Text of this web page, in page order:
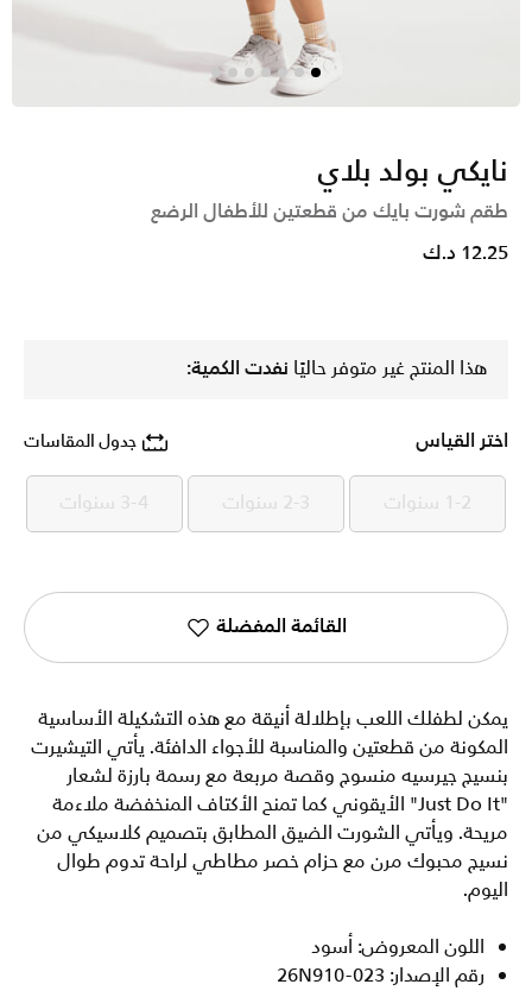
نايكي بولد بلاي
طقم شورت بايك من قطعتين للأطفال الرضع
12.25 د.ك
هذا المنتج غير متوفر حاليًا نفدت الكمية:
اختر القياس جدول المقاسات
1-2 سنوات 1-2 سنوات 2-3 سنوات 2-3 سنوات 3-4 سنوات 3-4 سنوات
القائمة المفضلة
يمكن لطفلك اللعب بإطلالة أنيقة مع هذه التشكيلة الأساسية
المكونة من قطعتين والمناسبة للأجواء الدافئة. يأتي التيشيرت
بنسيج جيرسيه منسوج وقصة مربعة مع رسمة بارزة لشعار
"Just Do It" الأيقوني كما تمنح الأكتاف المنخفضة ملاءمة
مريحة. ويأتي الشورت الضيق المطابق بتصميم كلاسيكي من
نسيج محبوك مرن مع حزام خصر مطاطي لراحة تدوم طوال
اليوم.
اللون المعروض: أسود
رقم الإصدار: 26N910-023